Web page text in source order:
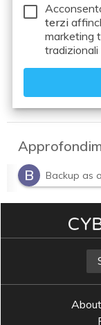
terzi
marketing
B
Backup as
About